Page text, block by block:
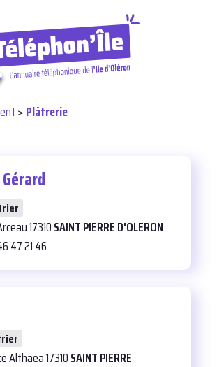
>Plâtrerie
17310SAINT PIERRE D'OLERON
47 21 46
Althaea 17310SAINT PIERRE